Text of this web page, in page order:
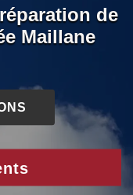
de
Maillane